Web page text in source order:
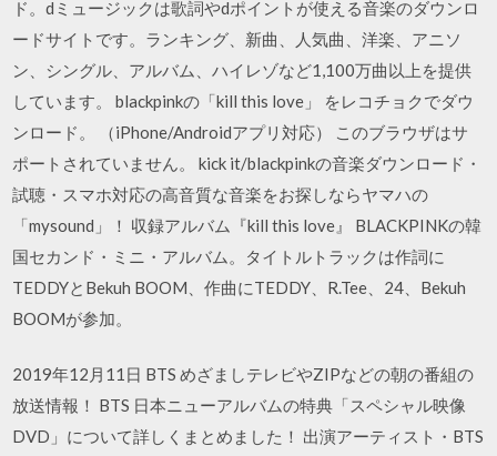
ド。dミュージックは歌詞やdポイントが使える音楽のダウンロ
ードサイトです。ランキング、新曲、人気曲、洋楽、アニソ
ン、シングル、アルバム、ハイレゾなど1,100万曲以上を提供
しています。 blackpinkの「kill this love」 をレコチョクでダウ
ンロード。 （iPhone/Androidアプリ対応） このブラウザはサ
ポートされていません。 kick it/blackpinkの音楽ダウンロード・
試聴・スマホ対応の高音質な音楽をお探しならヤマハの
「mysound」！ 収録アルバム『kill this love』 BLACKPINKの韓
国セカンド・ミニ・アルバム。タイトルトラックは作詞に
TEDDYとBekuh BOOM、作曲にTEDDY、R.Tee、24、Bekuh
BOOMが参加。
2019年12月11日 BTS めざましテレビやZIPなどの朝の番組の
放送情報！ BTS 日本ニューアルバムの特典「スペシャル映像
DVD」について詳しくまとめました！ 出演アーティスト・BTS